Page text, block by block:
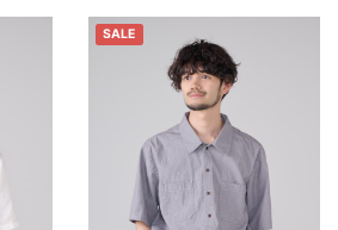
SALE